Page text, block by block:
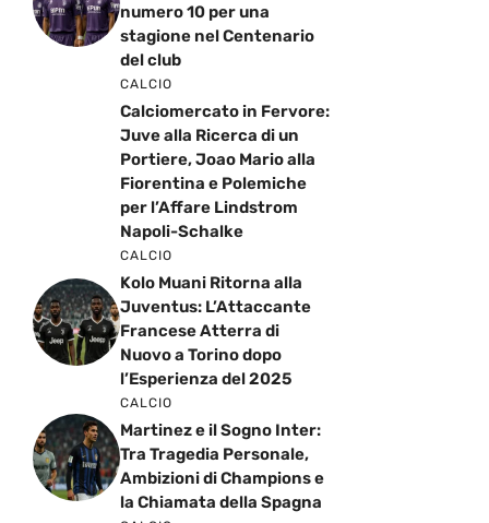
numero 10 per una
stagione nel Centenario
del club
CALCIO
Calciomercato in Fervore:
Juve alla Ricerca di un
Portiere, Joao Mario alla
Fiorentina e Polemiche
per l’Affare Lindstrom
Napoli-Schalke
CALCIO
Kolo Muani Ritorna alla
Juventus: L’Attaccante
Francese Atterra di
Nuovo a Torino dopo
l’Esperienza del 2025
CALCIO
Martinez e il Sogno Inter:
Tra Tragedia Personale,
Ambizioni di Champions e
la Chiamata della Spagna